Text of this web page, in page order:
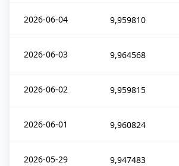
2026-06-04 9,959810
2026-06-03 9,964568
2026-06-02 9,959815
2026-06-01 9,960824
2026-05-29 9,947483